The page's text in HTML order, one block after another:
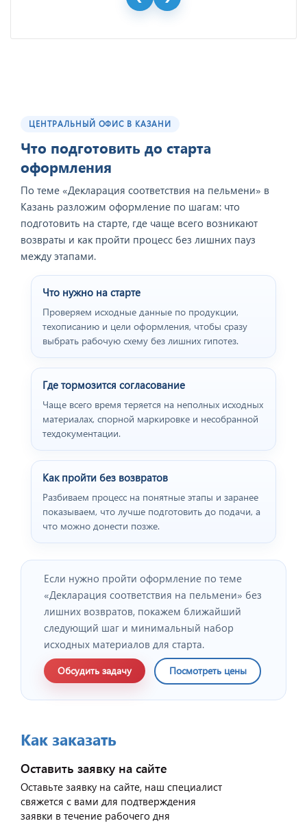
ЦЕНТРАЛЬНЫЙ ОФИС В КАЗАНИ
Что подготовить до старта
оформления
По теме «Декларация соответствия на пельмени» в
Казань разложим оформление по шагам: что
подготовить на старте, где чаще всего возникают
возвраты и как пройти процесс без лишних пауз
между этапами.
Что нужно на старте
Проверяем исходные данные по продукции,
техописанию и цели оформления, чтобы сразу
выбрать рабочую схему без лишних гипотез.
Где тормозится согласование
Чаще всего время теряется на неполных исходных
материалах, спорной маркировке и несобранной
техдокументации.
Как пройти без возвратов
Разбиваем процесс на понятные этапы и заранее
показываем, что лучше подготовить до подачи, а
что можно донести позже.
Если нужно пройти оформление по теме
«Декларация соответствия на пельмени» без
лишних возвратов, покажем ближайший
следующий шаг и минимальный набор
исходных материалов для старта.
Обсудить задачу Посмотреть цены
Как заказать
Оставить заявку на сайте
Оставьте заявку на сайте, наш специалист
свяжется с вами для подтверждения
заявки в течение рабочего дня